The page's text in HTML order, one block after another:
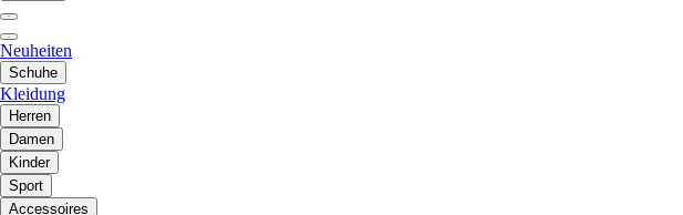
Neuheiten
Schuhe
Kleidung
Herren
Damen
Kinder
Sport
Accessoires